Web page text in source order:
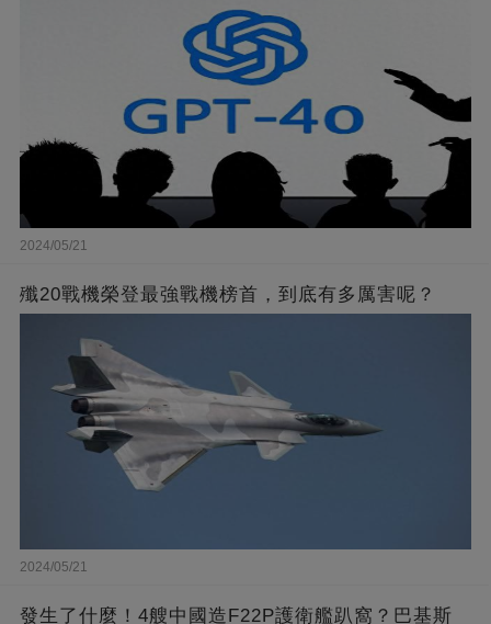
2024/05/21
殲20戰機榮登最強戰機榜首，到底有多厲害呢？
2024/05/21
發生了什麼！4艘中國造F22P護衛艦趴窩？巴基斯